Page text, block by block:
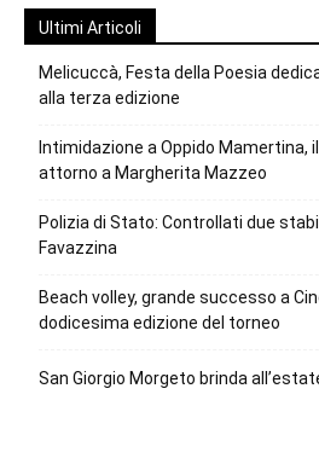
Ultimi Articoli
Melicuccà, Festa della Poesia
alla terza edizione
Intimidazione a Oppido Mamertina,
attorno a Margherita Mazzeo
Polizia di Stato: Controllati due
Favazzina
Beach volley, grande successo a
dodicesima edizione del torneo
San Giorgio Morgeto brinda